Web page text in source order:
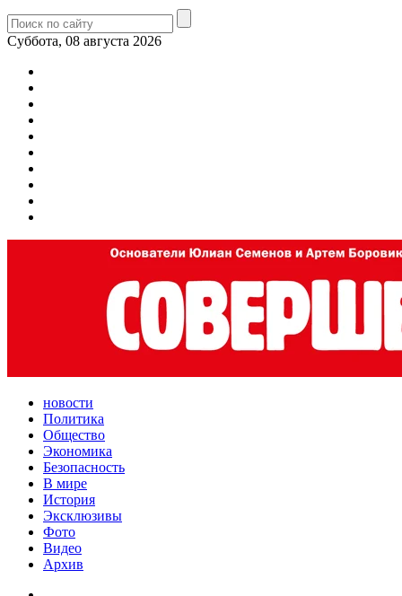
Суббота, 08 августа 2026
новости
Политика
Общество
Экономика
Безопасность
В мире
История
Эксклюзивы
Фото
Видео
Архив